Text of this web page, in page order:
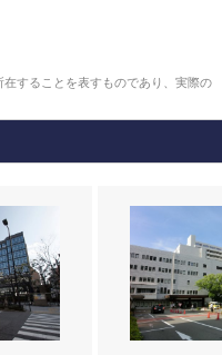
することを表すものであり、実際の